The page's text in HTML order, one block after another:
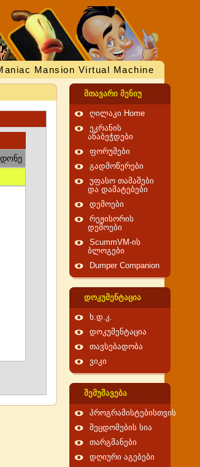
Mansion Virtual Machine
მთავარი მენიუ
ღილაკი Home
ეკრანის
ანაბეჭდები
ფორუმები
გადმოწერები
უფასო თამაშები
და დამატებები
დემოები
რეჟისორის
დემოები
ScummVM-ის
ბლოგები
Dumper Companion
დოკუმენტაცია
ხ.დ.კ.
დოკუმენტაცია
თავსებადობა
ვიკი
შემუშავება
პროგრამისტებისთვის
შეცდომების სია
თარგმანები
დღიური აგებები